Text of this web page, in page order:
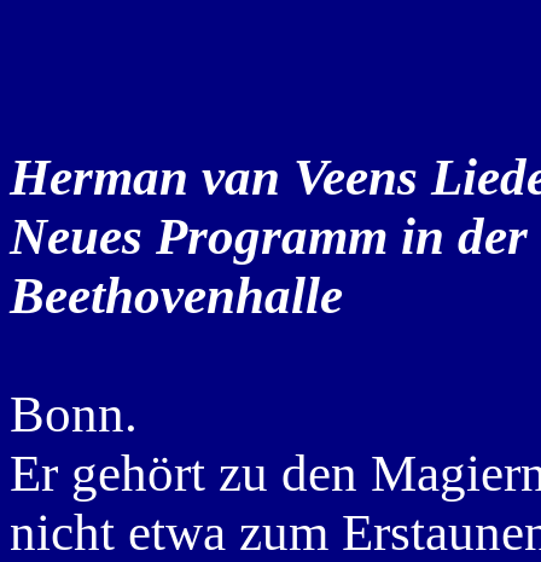
Herman van Veens
Neues Programm in
Beethovenhalle
Bonn.
Er gehört zu den
nicht etwa zum